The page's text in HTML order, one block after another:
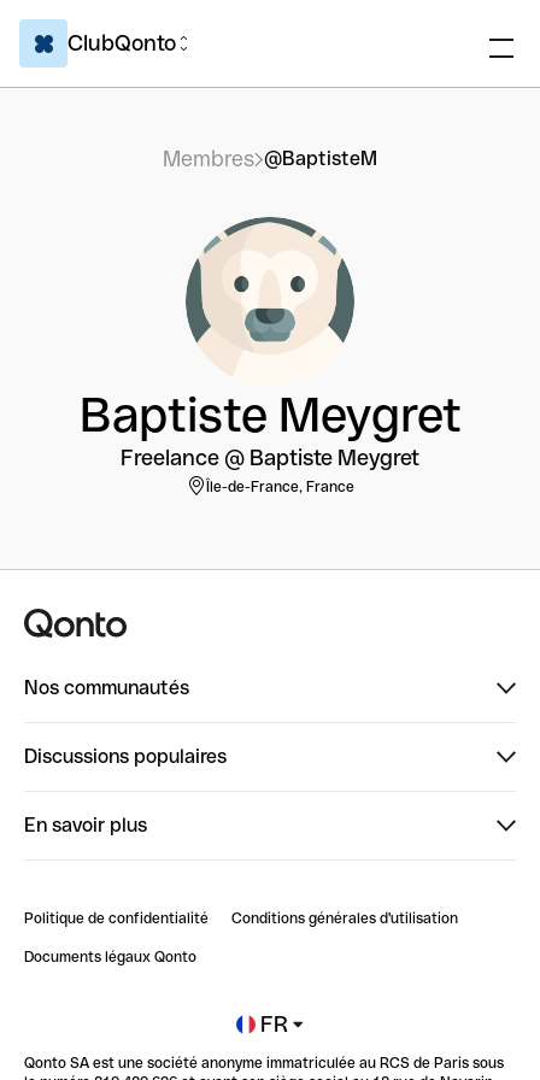
ClubQonto
Membres @BaptisteM
Baptiste Meygret
Freelance @ Baptiste Meygret
Île-de-France, France
Nos communautés
ClubQonto
Discussions populaires
Impact de l'IA sur les carrières/productivité
En savoir plus
Blog
Newsroom
Glossaire finance
Politique de confidentialité Conditions générales d'utilisation
Documents légaux Qonto
FR
Qonto SA est une société anonyme immatriculée au RCS de Paris sous